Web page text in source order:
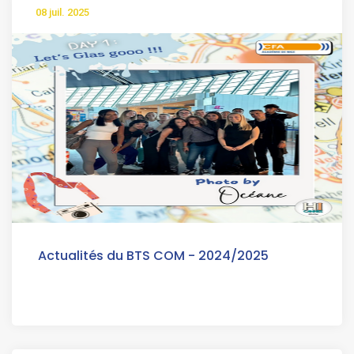
08 juil. 2025
Actualités du BTS COM - 2024/2025